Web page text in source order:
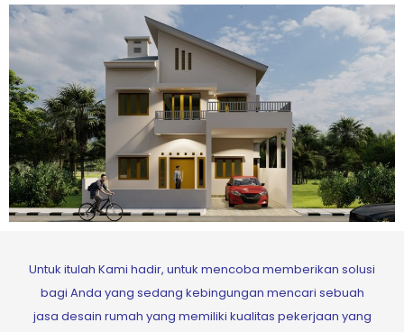
Untuk itulah Kami hadir, untuk mencoba memberikan solusi
bagi Anda yang sedang kebingungan mencari sebuah
jasa desain rumah yang memiliki kualitas pekerjaan yang